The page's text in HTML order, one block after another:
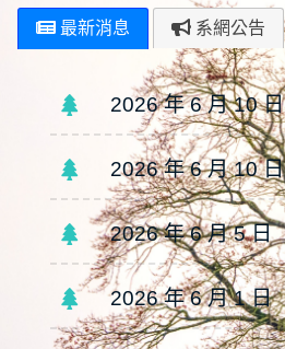
最新消息 系網公告
2026 年 6 月 10 日
2026 年 6 月 10 日
2026 年 6 月 5 日
2026 年 6 月 1 日